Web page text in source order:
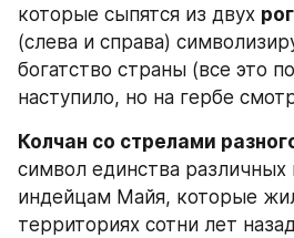
которые сыпятся из двух
(слева и справа)
богатство страны (все это
наступило, но на гербе
Колчан со стрелами
символ единства различных
индейцам Майя, которые
территориях сотни лет